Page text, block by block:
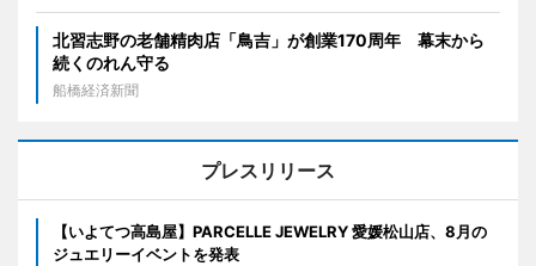
北習志野の老舗精肉店「鳥吉」が創業170周年 幕末から
続くのれん守る
船橋経済新聞
プレスリリース
【いよてつ高島屋】PARCELLE JEWELRY 愛媛松山店、8月の
ジュエリーイベントを発表